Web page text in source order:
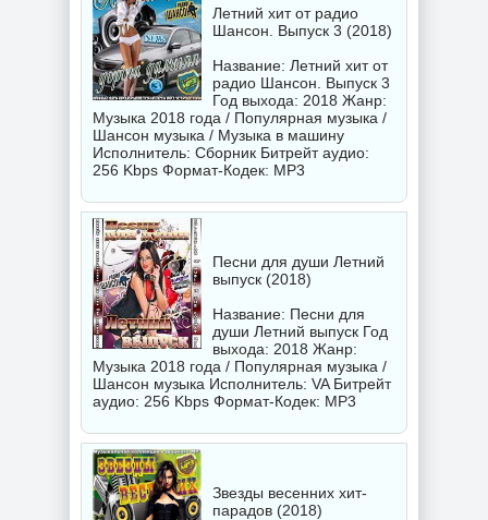
Летний хит от радио
Шансон. Выпуск 3 (2018)
Название: Летний хит от
радио Шансон. Выпуск 3
Год выхода: 2018 Жанр:
Музыка 2018 года / Популярная музыка /
Шансон музыка / Музыка в машину
Исполнитель: Сборник Битрейт аудио:
256 Kbps Формат-Кодек: MP3
Песни для души Летний
выпуск (2018)
Название: Песни для
души Летний выпуск Год
выхода: 2018 Жанр:
Музыка 2018 года / Популярная музыка /
Шансон музыка Исполнитель: VAБитрейт
аудио: 256 Kbps Формат-Кодек: MP3
Звезды весенних хит-
парадов (2018)